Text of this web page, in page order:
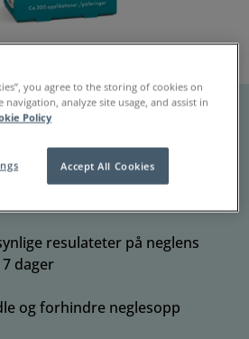
neglens utseende
resulateter på neglens
dager
og forhindre neglesopp
you agree to the storing of cookies on
analyze site usage, and assist in
Policy
Accept All Cookies